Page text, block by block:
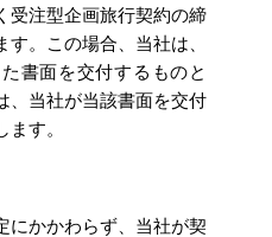
受注型企画旅行契約の締
。この場合、当社は、
書面を交付するものと
、当社が当該書面を交付
す。
にかかわらず、当社が契